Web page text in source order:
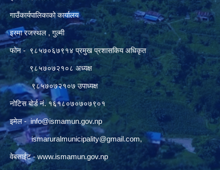
गाउँकार्यपालिकाको कार्यालय
इस्मा रजस्थल , गुल्मी
फोन - ९८५७०६७९१४ प्रमुख प्रशासकिय अधिकृत
९८५७०७२१०८ अध्यक्ष
९८५७०७२१०७ उपाध्यक्ष
नोटिस बोर्ड नं. १६१८०७०७०७९०१
इमेल - info@ismamun.gov.np
ismaruralmunicipality@gmail.com,
वेबसाईट -www.ismamun.gov.np